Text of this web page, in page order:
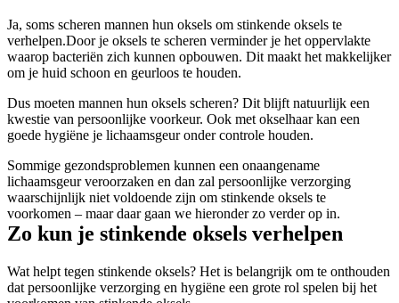
Ja, soms scheren mannen hun oksels om stinkende oksels te
verhelpen.Door je oksels te scheren verminder je het oppervlakte
waarop bacteriën zich kunnen opbouwen. Dit maakt het makkelijker
om je huid schoon en geurloos te houden.
Dus moeten mannen hun oksels scheren? Dit blijft natuurlijk een
kwestie van persoonlijke voorkeur. Ook met okselhaar kan een
goede hygiëne je lichaamsgeur onder controle houden.
Sommige gezondsproblemen kunnen een onaangename
lichaamsgeur veroorzaken en dan zal persoonlijke verzorging
waarschijnlijk niet voldoende zijn om stinkende oksels te
voorkomen – maar daar gaan we hieronder zo verder op in.
Zo kun je stinkende oksels verhelpen
Wat helpt tegen stinkende oksels? Het is belangrijk om te onthouden
dat persoonlijke verzorging en hygiëne een grote rol spelen bij het